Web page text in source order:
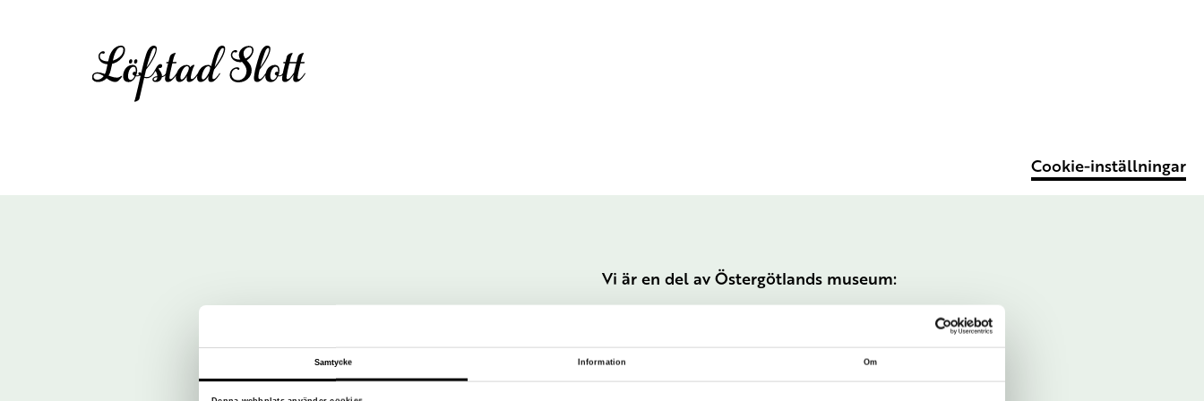
Samtycke Information Om
Cookie-inställningar
Vi är en del av Östergötlands museum: